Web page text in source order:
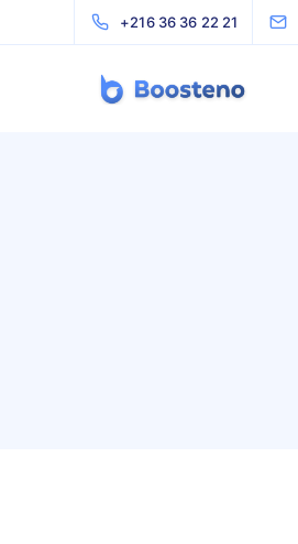
+216 36 36 22 21